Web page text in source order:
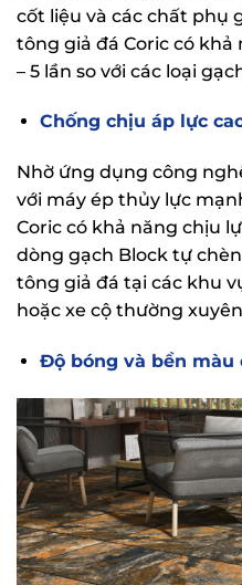
cốt liệu và các chất phụ
tông giả đá Coric có
– 5 lần so với các loại
Chống chịu áp lực
Nhờ ứng dụng công
với máy ép thủy lực
Coric có khả năng chịu
dòng gạch Block tự
tông giả đá tại các khu
hoặc xe cộ thường
Độ bóng và bền màu